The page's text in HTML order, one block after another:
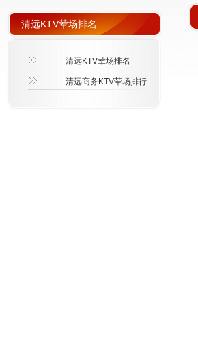
清远KTV荤场排名
清远KTV荤场排名
清远商务KTV荤场排行